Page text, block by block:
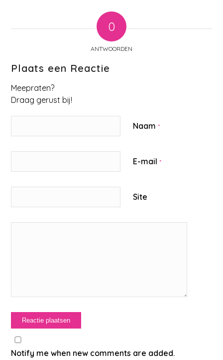
0
ANTWOORDEN
Plaats een Reactie
Meepraten?
Draag gerust bij!
Naam*
E-mail*
Site
Notify me when new comments are added.